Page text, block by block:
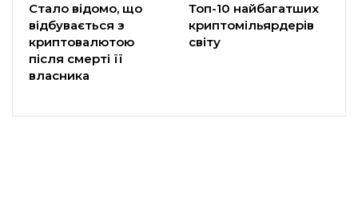
Стало відомо, що
відбувається з
криптовалютою
після смерті її
власника
Топ-10 найбагатших
криптомільярдерів
світу